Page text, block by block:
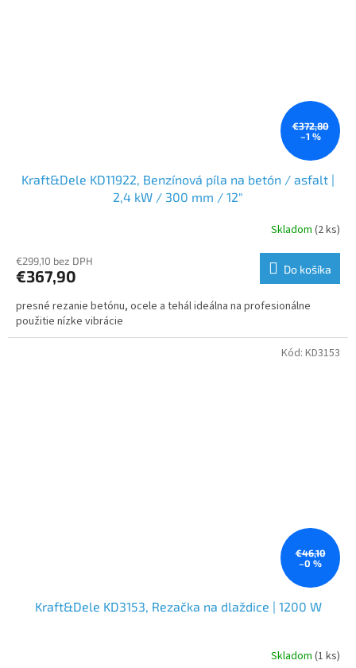
€372,80
–1 %
Kraft&Dele KD11922, Benzínová píla na betón / asfalt |
2,4 kW / 300 mm / 12"
Skladom (2 ks)
€299,10 bez DPH
€367,90 Do košíka
presné rezanie betónu, ocele a tehál ideálna na profesionálne
použitie nízke vibrácie
€46,10
–0 %
Kraft&Dele KD3153, Rezačka na dlaždice | 1200 W
Skladom (1 ks)
Kód: KD3153